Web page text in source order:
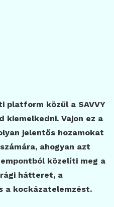
platform közül a SAVVY
kiemelkedni. Vajon ez a
jelentős hozamokat
ahogyan azt
közelíti meg a
hátteret, a
a kockázatelemzést.